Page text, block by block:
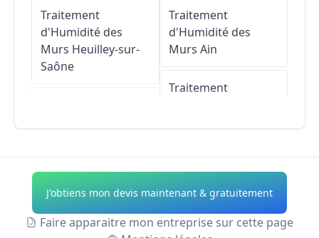
Traitement
d'Humidité des
Murs Heuilley-sur-
Saône
Traitement
d'Humidité des
MursPerrigny-sur-
l'Ognon
Traitement
d'Humidité des
Murs Ain
Traitement
Traitement
d'Humidité des
Murs Allier
Traitement
J'obtiens mon devis maintenant & gratuitement
Faire apparaitre mon entreprise sur cette page